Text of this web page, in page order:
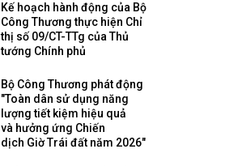
Kế hoạch hành động của Bộ
Công Thương thực hiện Chỉ
thị số 09/CT-TTg của Thủ
tướng Chính phủ
Bộ Công Thương phát động
"Toàn dân sử dụng năng
lượng tiết kiệm hiệu quả
và hưởng ứng Chiến
dịch Giờ Trái đất năm 2026"